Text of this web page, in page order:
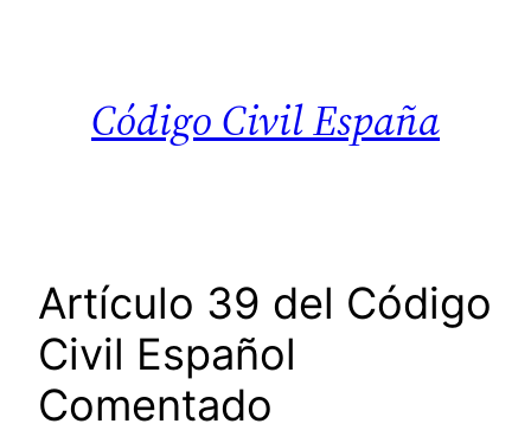
Código Civil España
Artículo 39 del Código
Civil Español
Comentado